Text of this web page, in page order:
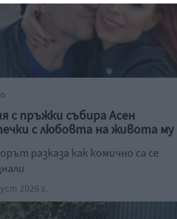
с пръжки събира Асен
с любовта на живота му
разказа как комично са се
2026 г.